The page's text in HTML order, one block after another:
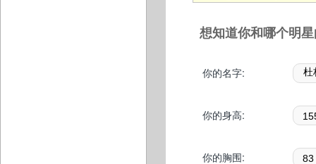
想知道你和哪个明
你的名字:
你的身高:
你的胸围: